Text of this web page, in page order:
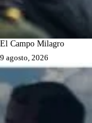
El Campo Milagro
9 agosto, 2026